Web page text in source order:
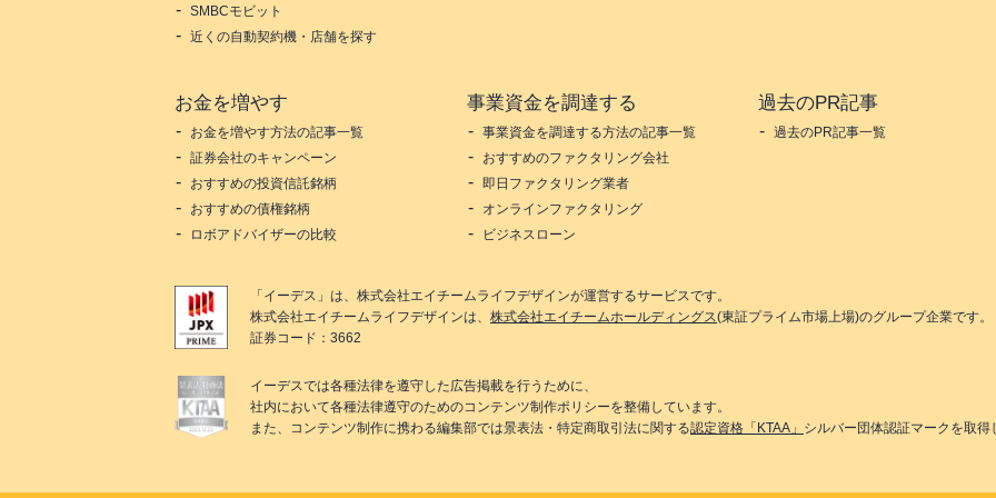
SMBCモビット
近くの自動契約機・店舗を探す
お金を増やす
お金を増やす方法の記事一覧
証券会社のキャンペーン
おすすめの投資信託銘柄
おすすめの債権銘柄
ロボアドバイザーの比較
事業資金を調達する
事業資金を調達する方法の記事一覧
おすすめのファクタリング会社
即日ファクタリング業者
オンラインファクタリング
ビジネスローン
過去のPR記事
過去のPR記事一覧
「 イーデス 」は、 株式会社エイチームライフデザインが運営するサービスです。
株式会社エイチームライフデザインは、 株式会社エイチームホールディングス(東証プライム市場上場)のグループ企業です。
証券コード：3662
イーデスでは各種法律を遵守した広告掲載を行うために、
社内において各種法律遵守のためのコンテンツ制作ポリシーを整備しています。
また、コンテンツ制作に携わる編集部では景表法・特定商取引法に関する認定資格「KTAA」 シルバー団体認証マークを取得